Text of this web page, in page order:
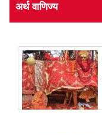
अर्थ वाणिज्य